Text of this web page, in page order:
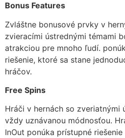
Bonus Features
Zvláštne bonusové prvky v
zvieracími ústrednými témami
atrakciou pre mnoho ľudí.
riešenie, ktoré sa stane
hráčov.
Free Spins
Hráči v hernách so zveriatnými
vždy uznávanou módnosťou.
InOut ponúka prístupné